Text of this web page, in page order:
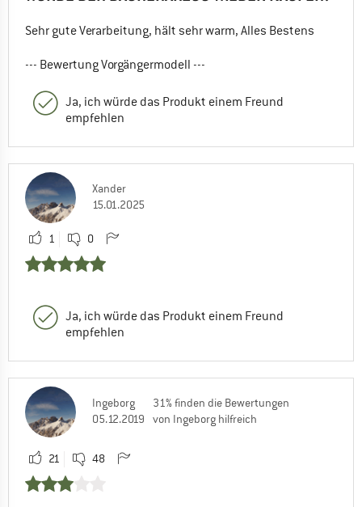
Sehr gute Verarbeitung, hält sehr warm, Alles Bestens
--- Bewertung Vorgängermodell ---
Ja, ich würde das Produkt einem Freund
empfehlen
Xander
15.01.2025
1 0
Ja, ich würde das Produkt einem Freund
empfehlen
Ingeborg
05.12.2019
31% finden die Bewertungen
von Ingeborg hilfreich
21 48